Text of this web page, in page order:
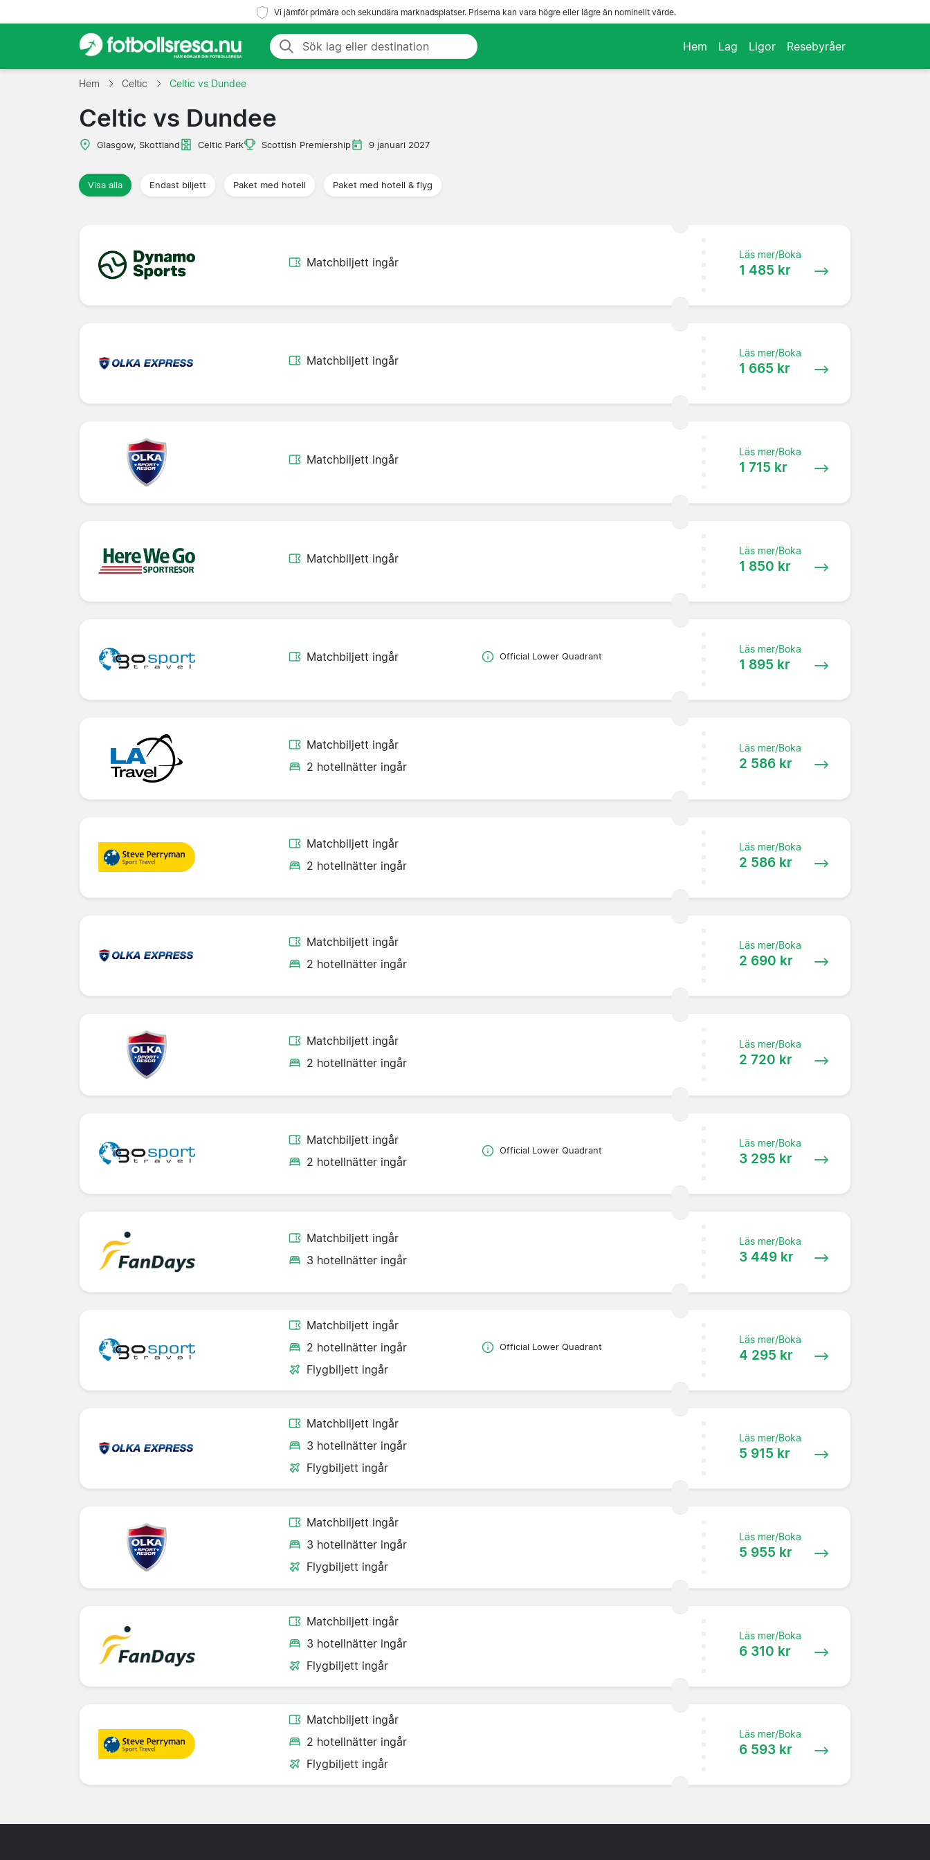
Vi jämför primära och sekundära marknadsplatser. Priserna kan vara högre eller lägre än nominellt värde.
Hem Lag Ligor Resebyråer
Hem Celtic Celtic vs Dundee
Celtic vs Dundee
Glasgow, Skottland Celtic Park Scottish Premiership 9 januari 2027
Visa alla Endast biljett Paket med hotell Paket med hotell & flyg
Matchbiljett ingår
Läs mer/Boka
1 485 kr
Matchbiljett ingår
Läs mer/Boka
1 665 kr
Matchbiljett ingår
Läs mer/Boka
1 715 kr
Matchbiljett ingår
Läs mer/Boka
1 850 kr
Matchbiljett ingår Official Lower Quadrant
Läs mer/Boka
1 895 kr
Matchbiljett ingår
2 hotellnätter ingår
Läs mer/Boka
2 586 kr
Matchbiljett ingår
2 hotellnätter ingår
Läs mer/Boka
2 586 kr
Matchbiljett ingår
2 hotellnätter ingår
Läs mer/Boka
2 690 kr
Matchbiljett ingår
2 hotellnätter ingår
Läs mer/Boka
2 720 kr
Matchbiljett ingår
2 hotellnätter ingår
Official Lower Quadrant
Läs mer/Boka
3 295 kr
Matchbiljett ingår
3 hotellnätter ingår
Läs mer/Boka
3 449 kr
Matchbiljett ingår
2 hotellnätter ingår
Flygbiljett ingår
Official Lower Quadrant
Läs mer/Boka
4 295 kr
Matchbiljett ingår
3 hotellnätter ingår
Flygbiljett ingår
Läs mer/Boka
5 915 kr
Matchbiljett ingår
3 hotellnätter ingår
Flygbiljett ingår
Läs mer/Boka
5 955 kr
Matchbiljett ingår
3 hotellnätter ingår
Flygbiljett ingår
Läs mer/Boka
6 310 kr
Matchbiljett ingår
2 hotellnätter ingår
Flygbiljett ingår
Läs mer/Boka
6 593 kr